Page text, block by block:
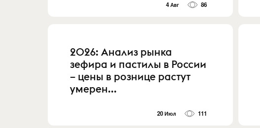
4 Авг 86
2026: Анализ рынка
зефира и пастилы в России
– цены в рознице растут
умерен...
20 Июл 111